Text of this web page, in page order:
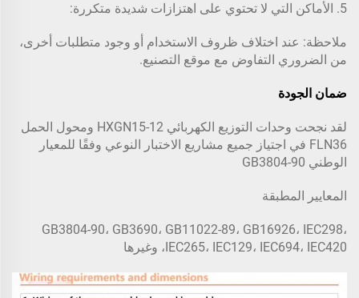
5. الأماكن التي لا تحتوي على اهتزازات شديدة متكررة:
ملاحظة: عند اختلاف ظروف الاستخدام أو وجود متطلبات أخرى،
من الضروري التفاوض مع موقع التصنيع.
ضمان الجودة
لقد نجحت وحدات التوزيع الكهربائي HXGN15-12 ومحول الحمل
FLN36 في اجتياز جميع مشاريع الاختبار النوعي وفقًا للمعيار
الوطني GB3804-90
المعايير المطبقة
GB3804-90، GB3690، GB11022-89، GB16926، IEC298،
IEC265، IEC129، IEC694، IEC420، وغيرها